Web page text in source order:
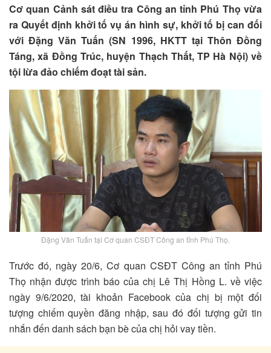
Cơ quan Cảnh sát điều tra Công an tỉnh Phú Thọ vừa
ra Quyết định khởi tố vụ án hình sự, khởi tố bị can đối
với Đặng Văn Tuấn (SN 1996, HKTT tại Thôn Đồng
Táng, xã Đồng Trúc, huyện Thạch Thất, TP Hà Nội) về
tội lừa đảo chiếm đoạt tài sản.
Đặng Văn Tuấn tại Cơ quan CSĐT Công an tỉnh Phú Thọ.
Trước đó, ngày 20/6, Cơ quan CSĐT Công an tỉnh Phú
Thọ nhận được trình báo của chị Lê Thị Hồng L. về việc
ngày 9/6/2020, tài khoản Facebook của chị bị một đối
tượng chiếm quyền đăng nhập, sau đó đối tượng gửi tin
nhắn đến danh sách bạn bè của chị hỏi vay tiền.